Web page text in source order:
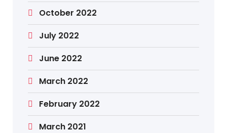
October 2022
July 2022
June 2022
March 2022
February 2022
March 2021